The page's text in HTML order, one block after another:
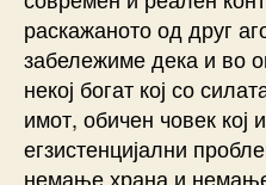
раскажаното од друг
забележиме дека и во
некој богат кој со
имот, обичен човек кој
егзистенцијални
немање храна и